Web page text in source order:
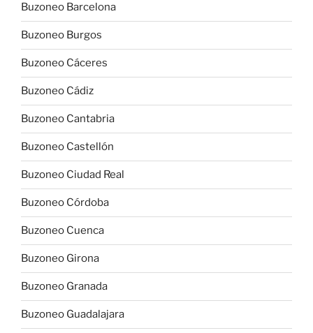
Buzoneo Barcelona
Buzoneo Burgos
Buzoneo Cáceres
Buzoneo Cádiz
Buzoneo Cantabria
Buzoneo Castellón
Buzoneo Ciudad Real
Buzoneo Córdoba
Buzoneo Cuenca
Buzoneo Girona
Buzoneo Granada
Buzoneo Guadalajara